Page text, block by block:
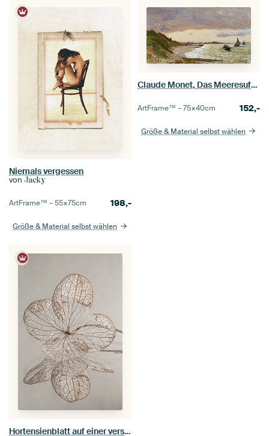
Niemals vergessen
von Jacky
ArtFrame™ –55×75cm 198,-
Größe & Material selbst wählen
Claude Monet, Das Meeresufer von Sainte-Adresse, 1864
ArtFrame™ –75×40cm 152,-
Größe & Material selbst wählen
Hortensienblatt auf einer verspiegelten Fläche